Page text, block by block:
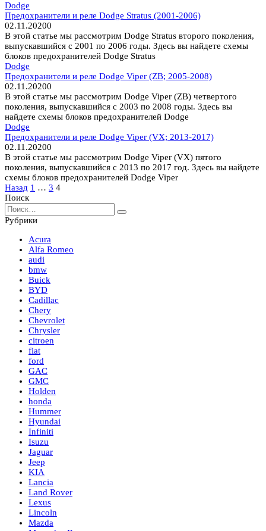
Dodge
Предохранители и реле Dodge Stratus (2001-2006)
02.11.20200
В этой статье мы рассмотрим Dodge Stratus второго поколения,
выпускавшийся с 2001 по 2006 годы. Здесь вы найдете схемы
блоков предохранителей Dodge Stratus
Dodge
Предохранители и реле Dodge Viper (ZB; 2005-2008)
02.11.20200
В этой статье мы рассмотрим Dodge Viper (ZB) четвертого
поколения, выпускавшийся с 2003 по 2008 годы. Здесь вы
найдете схемы блоков предохранителей Dodge
Dodge
Предохранители и реле Dodge Viper (VX; 2013-2017)
02.11.20200
В этой статье мы рассмотрим Dodge Viper (VX) пятого
поколения, выпускавшийся с 2013 по 2017 год. Здесь вы найдете
схемы блоков предохранителей Dodge Viper
Пагинация
записей
Назад 1 … 3 4
Поиск
Search
for:
Рубрики
Acura
Alfa Romeo
audi
bmw
Buick
BYD
Cadillac
Chery
Chevrolet
Chrysler
citroen
fiat
ford
GAC
GMC
Holden
honda
Hummer
Hyundai
Infiniti
Isuzu
Jaguar
Jeep
KIA
Lancia
Land Rover
Lexus
Lincoln
Mazda